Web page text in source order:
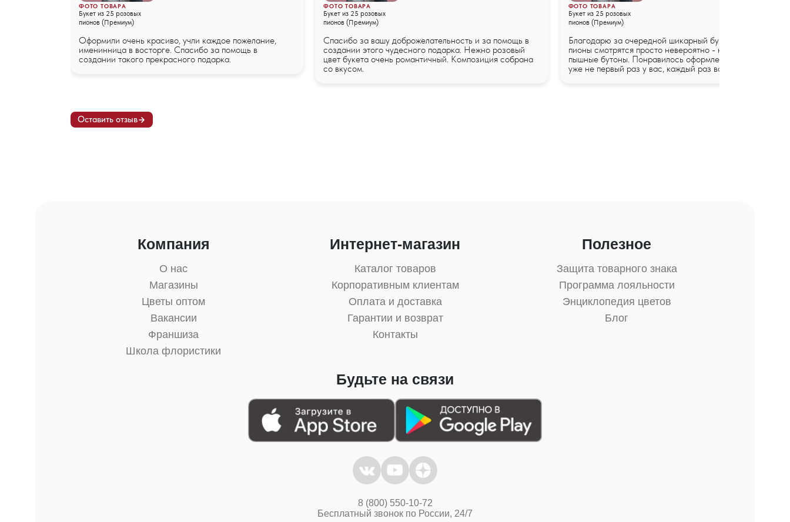
ФОТО ТОВАРА
Букет из 25 розовых
пионов (Премиум)
Оформили очень красиво, учли каждое пожелание,
именинница в восторге. Спасибо за помощь в
создании такого прекрасного подарка.
ФОТО ТОВАРА
Букет из 25 розовых
пионов (Премиум)
Спасибо за вашу доброжелательность и за помощь в
создании этого чудесного подарка. Нежно розовый
цвет букета очень романтичный. Композиция собрана
со вкусом.
ФОТО ТОВАРА
Букет из 25 розовых
пионов (Премиум)
Благодарю за очередной шикарный букет! Розовые
пионы смотрятся просто невероятно - нежный цвет,
пышные бутоны. Понравилось оформление. Заказываю
уже не первый раз у вас, каждый раз все безупречно
Оставить отзыв
Компания
О нас
Магазины
Цветы оптом
Вакансии
Франшиза
Школа флористики
Интернет-магазин
Каталог товаров
Корпоративным клиентам
Оплата и доставка
Гарантии и возврат
Контакты
Полезное
Защита товарного знака
Программа лояльности
Энциклопедия цветов
Блог
Будьте на связи
8 (800) 550-10-72
Бесплатный звонок по России, 24/7